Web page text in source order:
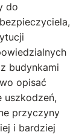
do
budynkami
opisać
uszkodzeń,
przyczyny
i bardziej